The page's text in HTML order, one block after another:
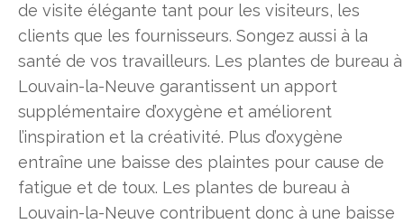
de visite élégante tant pour les visiteurs, les
clients que les fournisseurs. Songez aussi à la
santé de vos travailleurs. Les plantes de bureau à
Louvain-la-Neuve garantissent un apport
supplémentaire d’oxygène et améliorent
l’inspiration et la créativité. Plus d’oxygène
entraîne une baisse des plaintes pour cause de
fatigue et de toux. Les plantes de bureau à
Louvain-la-Neuve contribuent donc à une baisse